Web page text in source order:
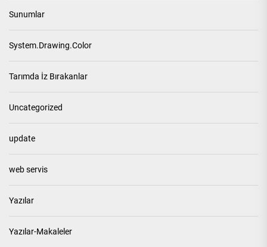
Sunumlar
System.Drawing.Color
Tarımda İz Bırakanlar
Uncategorized
update
web servis
Yazılar
Yazılar-Makaleler